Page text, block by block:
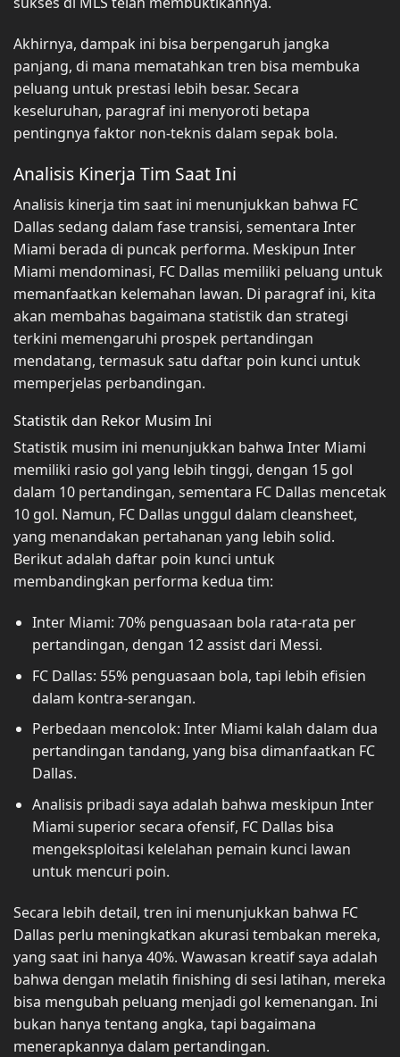
Akhirnya, dampak ini bisa berpengaruh jangka
panjang, di mana mematahkan tren bisa membuka
peluang untuk prestasi lebih besar. Secara
keseluruhan, paragraf ini menyoroti betapa
pentingnya faktor non-teknis dalam sepak bola.
Analisis Kinerja Tim Saat Ini
Analisis kinerja tim saat ini menunjukkan bahwa FC
Dallas sedang dalam fase transisi, sementara Inter
Miami berada di puncak performa. Meskipun Inter
Miami mendominasi, FC Dallas memiliki peluang untuk
memanfaatkan kelemahan lawan. Di paragraf ini, kita
akan membahas bagaimana statistik dan strategi
terkini memengaruhi prospek pertandingan
mendatang, termasuk satu daftar poin kunci untuk
memperjelas perbandingan.
Statistik dan Rekor Musim Ini
Statistik musim ini menunjukkan bahwa Inter Miami
memiliki rasio gol yang lebih tinggi, dengan 15 gol
dalam 10 pertandingan, sementara FC Dallas mencetak
10 gol. Namun, FC Dallas unggul dalam cleansheet,
yang menandakan pertahanan yang lebih solid.
Berikut adalah daftar poin kunci untuk
membandingkan performa kedua tim:
Inter Miami: 70% penguasaan bola rata-rata per
pertandingan, dengan 12 assist dari Messi.
FC Dallas: 55% penguasaan bola, tapi lebih efisien
dalam kontra-serangan.
Perbedaan mencolok: Inter Miami kalah dalam dua
pertandingan tandang, yang bisa dimanfaatkan FC
Dallas.
Analisis pribadi saya adalah bahwa meskipun Inter
Miami superior secara ofensif, FC Dallas bisa
mengeksploitasi kelelahan pemain kunci lawan
untuk mencuri poin.
Secara lebih detail, tren ini menunjukkan bahwa FC
Dallas perlu meningkatkan akurasi tembakan mereka,
yang saat ini hanya 40%. Wawasan kreatif saya adalah
bahwa dengan melatih finishing di sesi latihan, mereka
bisa mengubah peluang menjadi gol kemenangan. Ini
bukan hanya tentang angka, tapi bagaimana
menerapkannya dalam pertandingan.